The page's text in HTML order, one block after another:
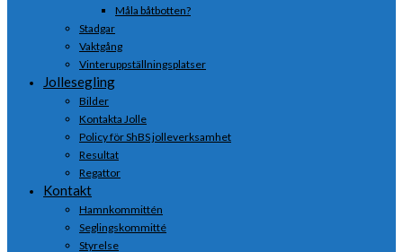
Måla båtbotten?
Stadgar
Vaktgång
Vinteruppställningsplatser
Jollesegling
Bilder
Kontakta Jolle
Policy för ShBS jolleverksamhet
Resultat
Regattor
Kontakt
Hamnkommittén
Seglingskommitté
Styrelse